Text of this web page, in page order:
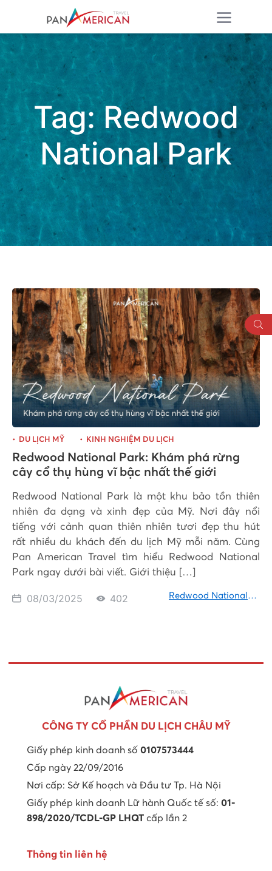
Tag:Redwood
National Park
DU LỊCH MỸ KINH NGHIỆM DU LỊCH
Redwood National Park: Khám phá rừng
cây cổ thụ hùng vĩ bậc nhất thế giới
Redwood National Park là một khu bảo tồn thiên
nhiên đa dạng và xinh đẹp của Mỹ. Nơi đây nổi
tiếng với cảnh quan thiên nhiên tươi đẹp thu hút
rất nhiều du khách đến du lịch Mỹ mỗi năm. Cùng
Pan American Travel tìm hiểu Redwood National
Park ngay dưới bài viết. Giới thiệu […]
08/03/2025 402
Redwood National
CÔNG TY CỔ PHẦN DU LỊCH CHÂU MỸ
Giấy phép kinh doanh số 0107573444
Cấp ngày 22/09/2016
Nơi cấp: Sở Kế hoạch và Đầu tư Tp. Hà Nội
Giấy phép kinh doanh Lữ hành Quốc tế số: 01-
898/2020/TCDL-GP LHQT cấp lần 2
Thông tin liên hệ